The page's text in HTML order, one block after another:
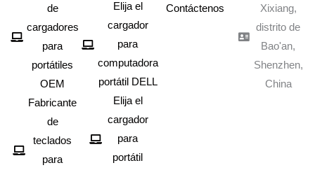
de
cargadores
para
portátiles
OEM
Fabricante
de
teclados
para
Elija el
cargador
para
computadora
portátil DELL
Elija el
cargador
para
portátil
Contáctenos
Xixiang,
distrito de
Bao'an,
Shenzhen,
China